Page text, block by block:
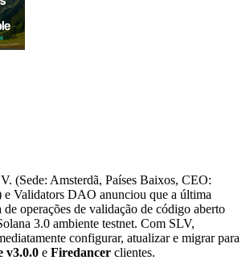
(Sede: Amsterdã, Países Baixos, CEO:
Validators DAO anunciou que a última
de operações de validação de código aberto
3.0 ambiente testnet. Com SLV,
configurar, atualizar e migrar para
v3.0.0 e Firedancer clientes.